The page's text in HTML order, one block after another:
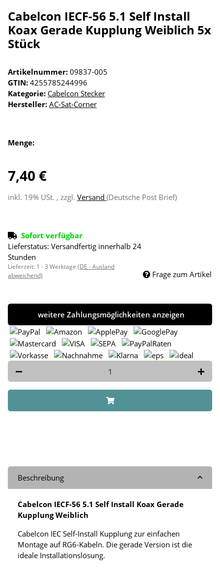
Cabelcon IECF-56 5.1 Self Install
Koax Gerade Kupplung Weiblich 5x
Stück
Artikelnummer: 09837-005
GTIN: 4255785244996
Kategorie: Cabelcon Stecker
Hersteller: AC-Sat-Corner
Menge:
7,40 €
inkl. 19% USt. , zzgl. Versand (Deutsche Post Brief)
Sofort verfügbar
Lieferstatus: Versandfertig innerhalb 24
Stunden
Lieferzeit: 1 - 3 Werktage (DE - Ausland
abweichend)
Frage zum Artikel
weitere Zahlungsmöglichkeiten anzeigen
Beschreibung
Cabelcon IECF-56 5.1 Self Install Koax Gerade
Kupplung Weiblich
Cabelcon IEC Self-Install Kupplung zur einfachen
Montage auf RG6-Kabeln. Die gerade Version ist die
ideale Installationslösung.